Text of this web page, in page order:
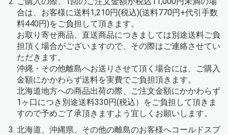
合は、お客様に送料1,210円(税込)(送料770円+代引手数
料440円)をご負担して頂きます。
お取り寄せ商品、直送商品につきましては別途送料ご負
担頂く場合がございますので、その際はご連絡させてい
ただきます。
沖縄・その他離島へお送りさせて頂く場合には、ご購入
金額にかかわらず送料を実費でご負担頂きます。
北海道地方への商品出荷の際、ご注文金額にかかわらず
1ヶ口につき別途送料330円(税込）をご負担して頂きま
すので予めご了承頂きますよう宜しくお願いします。
北海道、沖縄県、その他の離島のお客様へコールドスプ